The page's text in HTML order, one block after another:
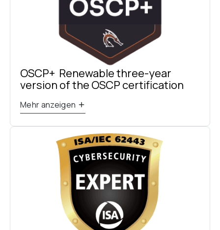
OSCP+  Renewable three-year
version of the OSCP certification
Mehr anzeigen